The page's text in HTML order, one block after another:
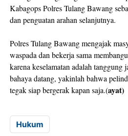
Kabagops Polres Tulang Bawang
dan penguatan arahan selanjutnya.
Polres Tulang Bawang mengajak
waspada dan bekerja sama
karena keselamatan adalah tanggung
bahaya datang, yakinlah bahwa
tegak siap bergerak kapan saja.(ayat)
Hukum